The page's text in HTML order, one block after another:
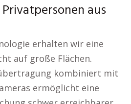
aus
erhalten wir eine
auf große Flächen.
kombiniert mit
ermöglicht eine